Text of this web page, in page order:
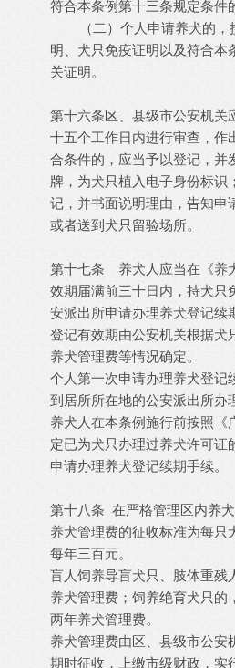
符合本条例第十三条规定条件
（二）个人申请养犬的，
明、犬只免疫证明以及符合本
关证明。
第十六条区、县级市公安机关
十五个工作日内进行审查，作
合条件的，应当予以登记，并
牌，为犬只植入电子身份标识
记，并书面说明理由，告知申
或者送到犬只留验场所。
第十七条 养犬人应当在《养
效期届满前三十日内，持犬只
安派出所申请办理养犬登记续
登记有效期由公安机关根据犬
养犬管理费等情况确定。
个人第一次申请办理养犬登记
到居所所在地的公安派出所办
养犬人在本条例施行前按照《
定已为犬只办理过养犬许可证
申请办理养犬登记续期手续。
第十八条 在严格管理区内养犬
养犬管理费的征收标准为每只
每年三百元。
盲人饲养导盲犬只、肢体重残
养犬管理费；饲养绝育犬只的
两年养犬管理费。
养犬管理费由区、县级市公安
期时征收，上缴市级财政，实